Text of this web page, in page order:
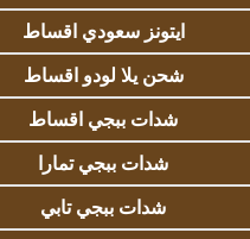
ايتونز سعودي اقساط
شحن يلا لودو اقساط
شدات ببجي اقساط
شدات ببجي تمارا
شدات ببجي تابي